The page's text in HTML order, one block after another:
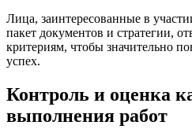
Лица, заинтересованные в
пакет документов и стратегии,
критериям, чтобы значительно
успех.
Контроль и оценка
выполнения работ